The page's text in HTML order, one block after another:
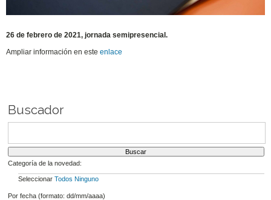
26 de febrero de 2021, jornada semipresencial.
Ampliar información en esteenlace
Buscador
Categoría de la novedad:
Seleccionar Todos Ninguno
Por fecha (formato: dd/mm/aaaa)